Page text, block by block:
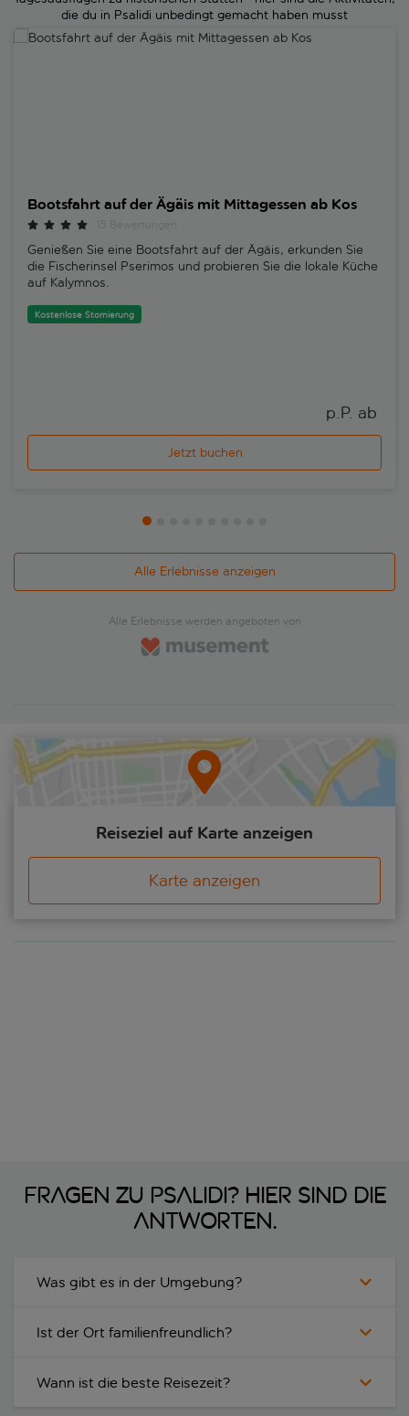
die du in Psalidi unbedingt gemacht haben musst
Bootsfahrt auf der Ägäis mit Mittagessen ab Kos
Bootsfahrt auf der Ägäis mit Mittagessen ab Kos
Genießen Sie eine Bootsfahrt auf der Ägäis, erkunden Sie
die Fischerinsel Pserimos und probieren Sie die lokale Küche
auf Kalymnos.
Kostenlose Stornierung
p.P. ab
Jetzt buchen
Alle Erlebnisse anzeigen
Alle Erlebnisse werden angeboten von
Reiseziel auf Karte anzeigen
Karte anzeigen
Fragen zu Psalidi? Hier sind die
Antworten.
Was gibt es in der Umgebung?
Ist der Ort familienfreundlich?
Wann ist die beste Reisezeit?